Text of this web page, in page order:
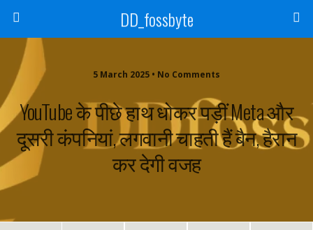
DD_fossbyte
5 March 2025 • No Comments
YouTube के पीछे हाथ धोकर पड़ीं Meta और
दूसरी कंपनियां, लगवानी चाहती हैं बैन, हैरान
कर देगी वजह